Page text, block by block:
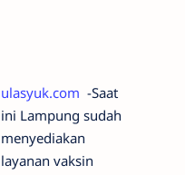
ulasyuk.com -Saat
ini Lampung sudah
menyediakan
layanan vaksin